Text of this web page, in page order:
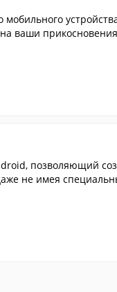
ваши
позволяющий
не имея